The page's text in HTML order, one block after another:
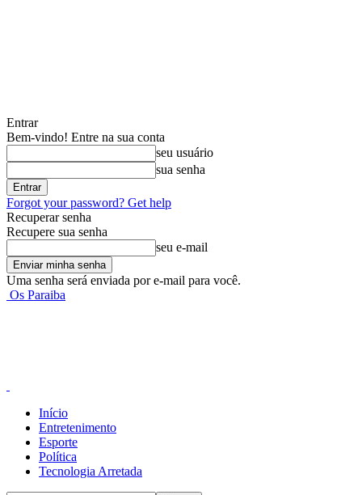
Entrar
Bem-vindo! Entre na sua conta
seu usuário
sua senha
Forgot your password? Get help
Recuperar senha
Recupere sua senha
seu e-mail
Uma senha será enviada por e-mail para você.
Os Paraiba
Início
Entretenimento
Esporte
Política
Tecnologia Arretada